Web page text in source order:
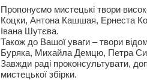
Пропонуємо мистецькі твори
Коцки, Антона Кашшая, Ернеста
Івана Шутєва.
Також до Вашої уваги – твори
Буряка, Михайла Демцю, Петра
Завжди раді проконсультувати,
мистецької збірки.